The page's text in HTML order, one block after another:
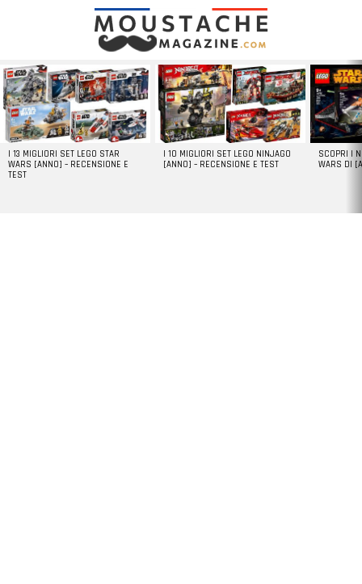
LATEST
STORIES
I 13 MIGLIORI SET LEGO STAR
WARS [ANNO] – RECENSIONE E
TEST
I 10 MIGLIORI SET LEGO NINJAGO
[ANNO] – RECENSIONE E TEST
SCOPRI I
WARS DI